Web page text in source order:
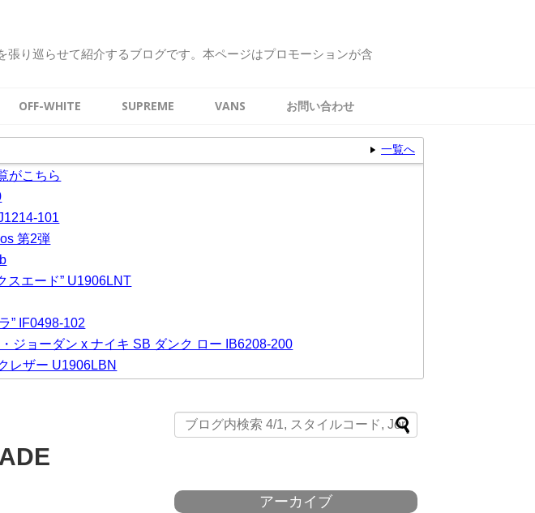
り巡らせて紹介するブログです。本ページはプロモーションが含
OFF-WHITE SUPREME VANS お問い合わせ
一覧へ
がこちら
101
第2弾
スエード” U1906LNT
” IF0498-102
ジョーダン x ナイキ SB ダンク ロー IB6208-200
レザー U1906LBN
アーカイブ